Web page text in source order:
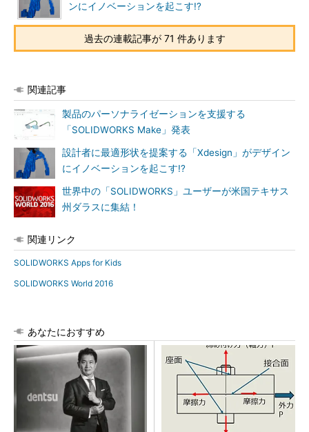
ンにイノベーションを起こす!?
過去の連載記事が 71 件あります
関連記事
製品のパーソナライゼーションを支援する
「SOLIDWORKS Make」発表
設計者に最適形状を提案する「Xdesign」がデザイン
にイノベーションを起こす!?
世界中の「SOLIDWORKS」ユーザーが米国テキサス
州ダラスに集結！
関連リンク
SOLIDWORKS Apps for Kids
SOLIDWORKS World 2016
あなたにおすすめ